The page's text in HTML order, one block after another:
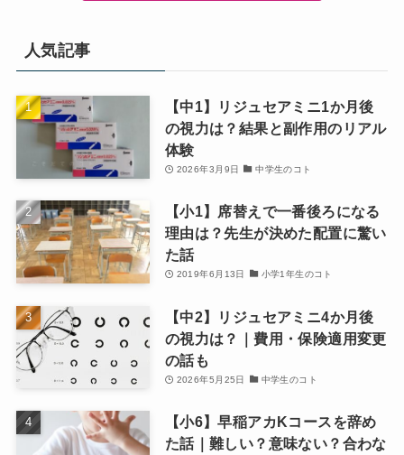
人気記事
【中1】リジュセアミニ1か月後
の視力は？結果と副作用のリアル
体験
2026年3月9日 中学生のコト
【小1】席替えで一番後ろになる
理由は？先生が決めた配置に驚い
た話
2019年6月13日 小学1年生のコト
【中2】リジュセアミニ4か月後
の視力は？｜費用・保険適用変更
の話も
2026年5月25日 中学生のコト
【小6】早稲アカKコースを辞め
た話｜難しい？意味ない？合わな